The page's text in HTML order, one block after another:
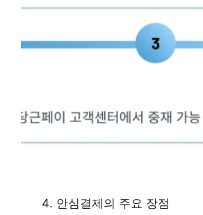
안심결제의 주요 장점